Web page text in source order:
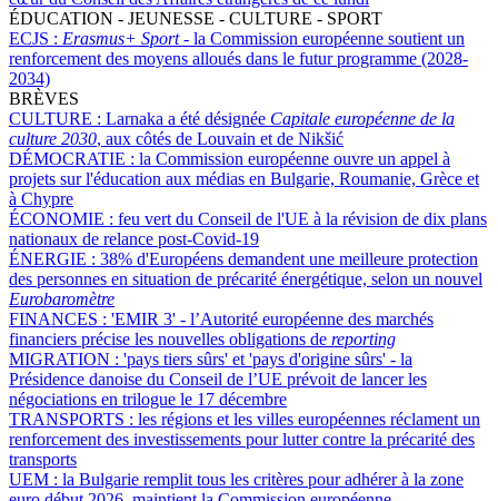
ÉDUCATION - JEUNESSE - CULTURE - SPORT
ECJS : Erasmus+ Sport- la Commission européenne soutient un
renforcement des moyens alloués dans le futur programme (2028-
2034)
BRÈVES
CULTURE : Larnaka a été désignée Capitale européenne de la
culture 2030, aux côtés de Louvain et de Nikšić
DÉMOCRATIE : la Commission européenne ouvre un appel à
projets sur l'éducation aux médias en Bulgarie, Roumanie, Grèce et
à Chypre
ÉCONOMIE : feu vert du Conseil de l'UE à la révision de dix plans
nationaux de relance post-Covid-19
ÉNERGIE : 38% d'Européens demandent une meilleure protection
des personnes en situation de précarité énergétique, selon un nouvel
Eurobaromètre
FINANCES : 'EMIR 3' - l’Autorité européenne des marchés
financiers précise les nouvelles obligations de reporting
MIGRATION : 'pays tiers sûrs' et 'pays d'origine sûrs' - la
Présidence danoise du Conseil de l’UE prévoit de lancer les
négociations en trilogue le 17 décembre
TRANSPORTS : les régions et les villes européennes réclament un
renforcement des investissements pour lutter contre la précarité des
transports
UEM : la Bulgarie remplit tous les critères pour adhérer à la zone